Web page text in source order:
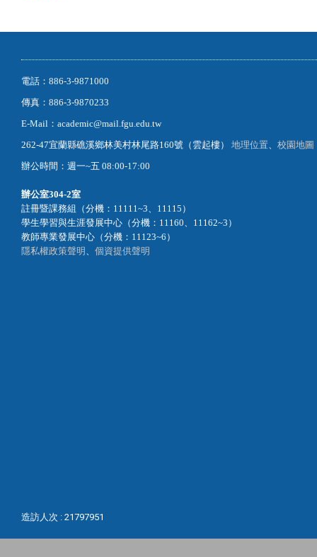
電話：886-3-9871000
傳真：886-3-9870233
E-Mail：academic@mail.fgu.edu.tw
262-47宜蘭縣礁溪鄉林美村林尾路160號（雲起樓） 地理位置、 校園地圖
辦公時間：週一~五 08:00-17:00
辦公室304-2室
註冊暨課務組（分機：11111~3、11115）
學生學習與生涯發展中心（分機：11160、11162~3）
教師專業發展中心（分機：11123~6）
隱私權政策聲明 、 個資提供聲明
造訪人次 : 21797951